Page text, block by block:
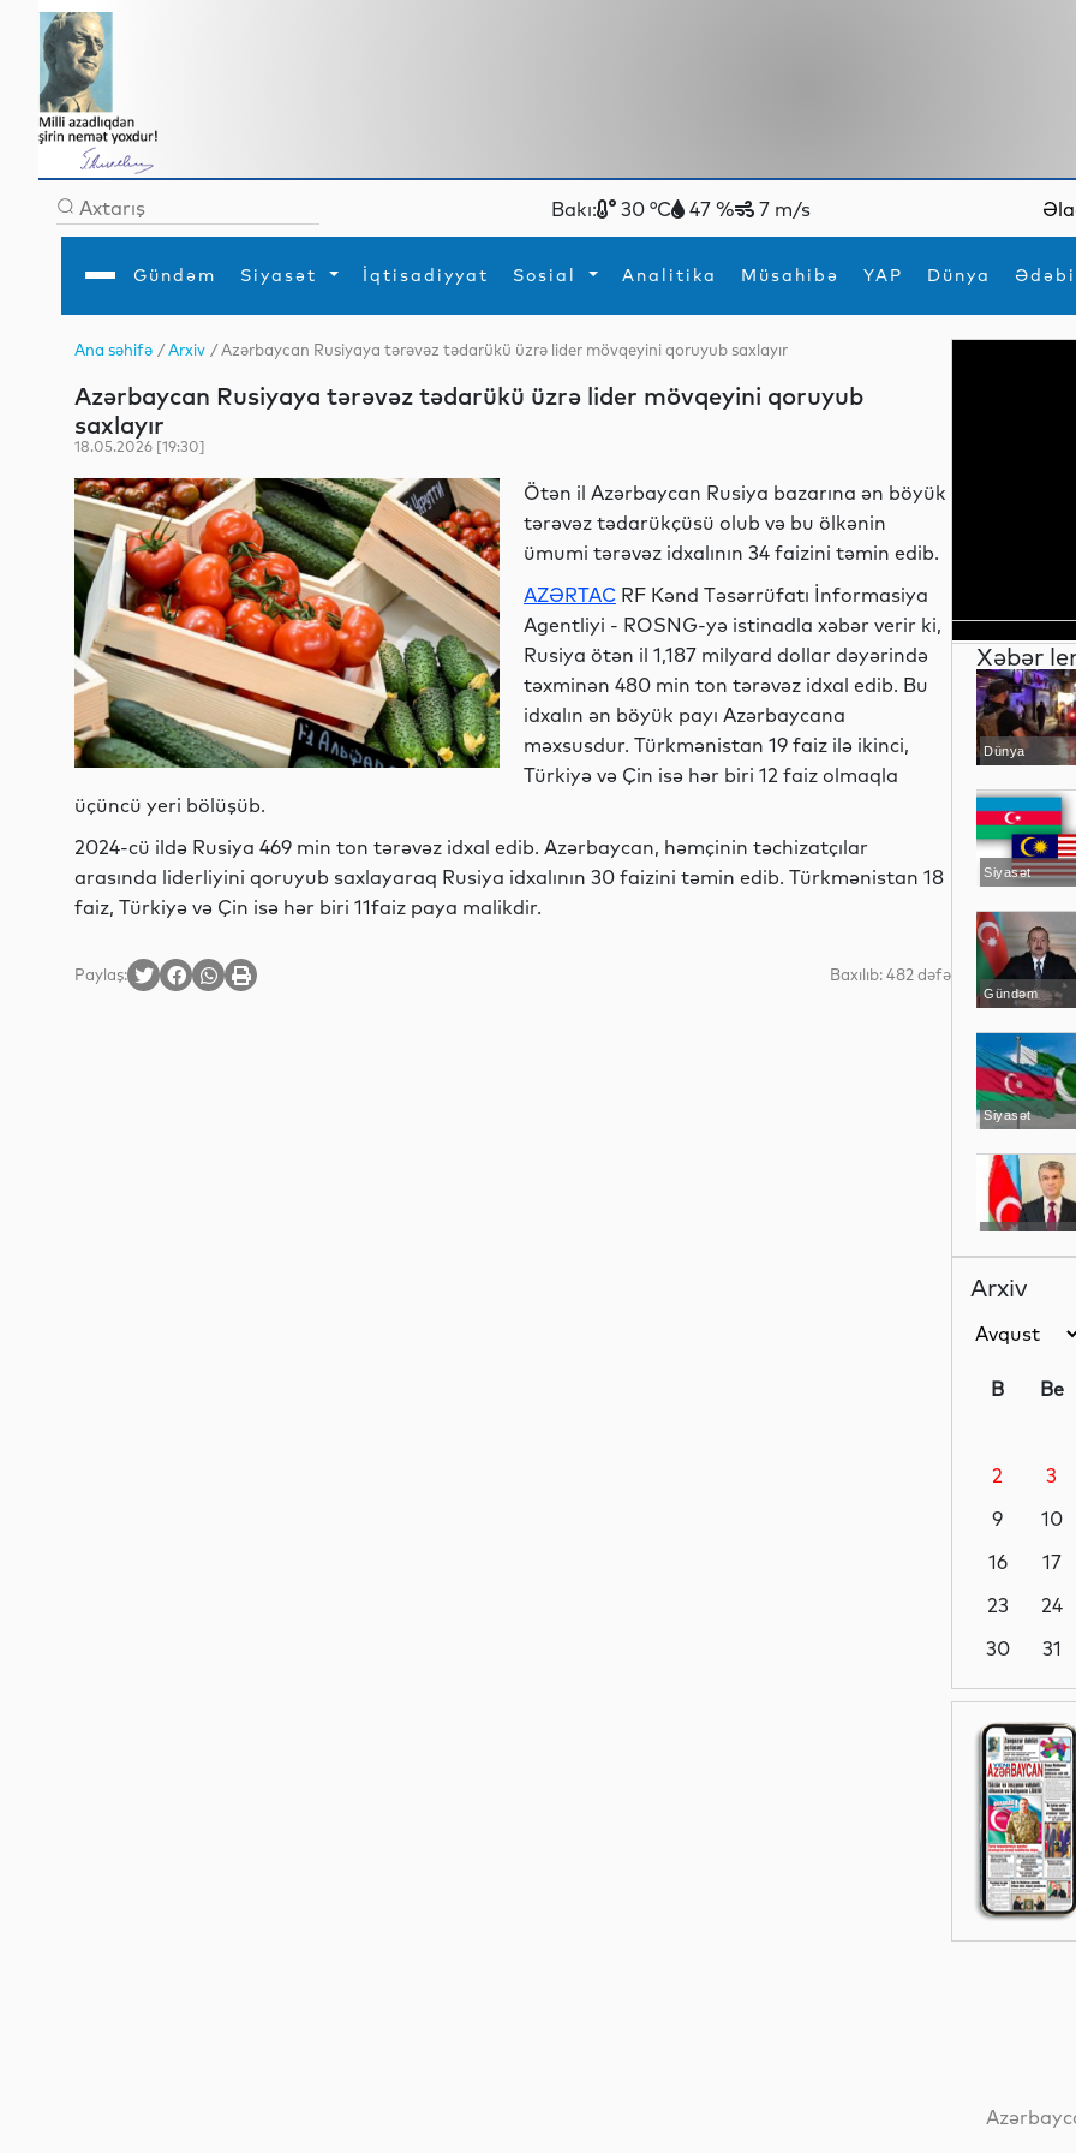
Bakı: 30 °C 47 % 7 m/s
Gündəm Siyasət İqtisadiyyat Sosial Analitika Müsahibə YAP Dünya
Gündəm
İqtisadiyyat
YAP
Analitika
Mədəniyyət
Müsahibə
MEDİA
Xarici siyasət Turizm
Diaspor
İdmanYeni texnologiyalar
Ana səhifə /Arxiv / Azərbaycan Rusiyaya tərəvəz tədarükü üzrə lider mövqeyini qoruyub saxlayır
Azərbaycan Rusiyaya tərəvəz tədarükü üzrə lider mövqeyini qoruyub
saxlayır
18.05.2026 [19:30]
Ötən il Azərbaycan Rusiya bazarına ən böyük
tərəvəz tədarükçüsü olub və bu ölkənin
ümumi tərəvəz idxalının 34 faizini təmin edib.
AZƏRTAC RF Kənd Təsərrüfatı İnformasiya
Agentliyi - ROSNG-yə istinadla xəbər verir ki,
Rusiya ötən il 1,187 milyard dollar dəyərində
təxminən 480 min ton tərəvəz idxal edib. Bu
idxalın ən böyük payı Azərbaycana
məxsusdur. Türkmənistan 19 faiz ilə ikinci,
Türkiyə və Çin isə hər biri 12 faiz olmaqla
üçüncü yeri bölüşüb.
2024-cü ildə Rusiya 469 min ton tərəvəz idxal edib. Azərbaycan, həmçinin təchizatçılar
arasında liderliyini qoruyub saxlayaraq Rusiya idxalının 30 faizini təmin edib. Türkmənistan 18
faiz, Türkiyə və Çin isə hər biri 11faiz paya malikdir.
Paylaş: Baxılıb: 482 dəfə
Xəbər
Dünya
Siyasət
Gündəm
Siyasət
Siyasət
Siyasət
MEDİA
Siyasət
Sosial
Arxiv
B Be
2
3
9
10
16
17
23
24
30
31